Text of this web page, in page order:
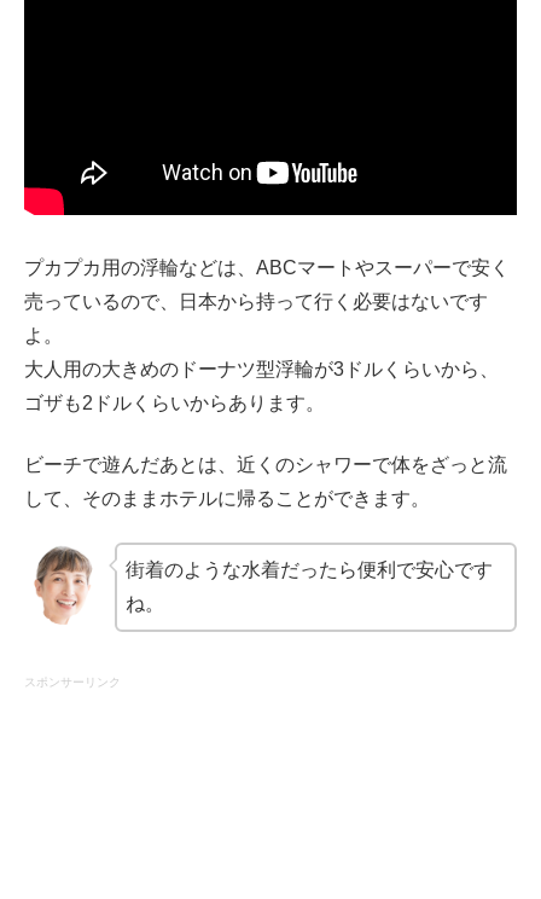
プカプカ用の浮輪などは、ABCマートやスーパーで安く
売っているので、日本から持って行く必要はないです
よ。
大人用の大きめのドーナツ型浮輪が3ドルくらいから、
ゴザも2ドルくらいからあります。
ビーチで遊んだあとは、近くのシャワーで体をざっと流
して、そのままホテルに帰ることができます。
街着のような水着だったら便利で安心です
ね。
スポンサーリンク